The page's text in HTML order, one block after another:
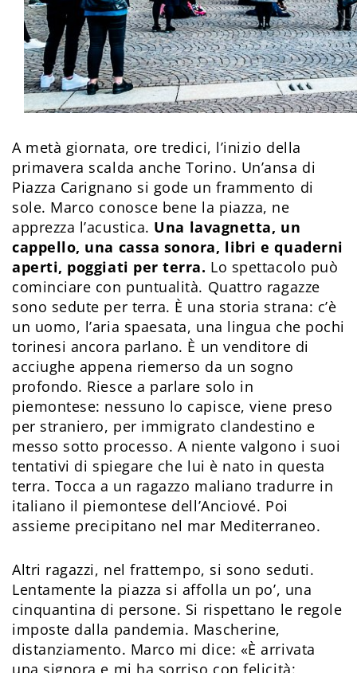
A metà giornata, ore tredici, l’inizio della
primavera scalda anche Torino. Un’ansa di
Piazza Carignano si gode un frammento di
sole. Marco conosce bene la piazza, ne
apprezza l’acustica. Una lavagnetta, un
cappello, una cassa sonora, libri e quaderni
aperti, poggiati per terra. Lo spettacolo può
cominciare con puntualità. Quattro ragazze
sono sedute per terra. È una storia strana: c’è
un uomo, l’aria spaesata, una lingua che pochi
torinesi ancora parlano. È un venditore di
acciughe appena riemerso da un sogno
profondo. Riesce a parlare solo in
piemontese: nessuno lo capisce, viene preso
per straniero, per immigrato clandestino e
messo sotto processo. A niente valgono i suoi
tentativi di spiegare che lui è nato in questa
terra. Tocca a un ragazzo maliano tradurre in
italiano il piemontese dell’Anciové. Poi
assieme precipitano nel mar Mediterraneo.
Altri ragazzi, nel frattempo, si sono seduti.
Lentamente la piazza si affolla un po’, una
cinquantina di persone. Si rispettano le regole
imposte dalla pandemia. Mascherine,
distanziamento. Marco mi dice: «È arrivata
una signora e mi ha sorriso con felicità: